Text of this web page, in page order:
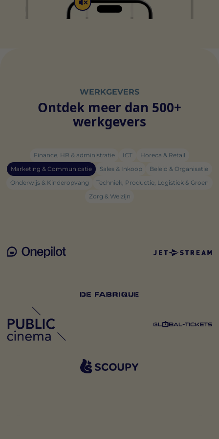
WERKGEVERS
Ontdek meer dan 500+
werkgevers
Finance, HR & administratie ICT
Horeca & Retail
Marketing & Communicatie
Sales & Inkoop
Beleid & Organisatie
Onderwijs & Kinderopvang
Techniek, Productie, Logistiek & Groen
Zorg & Welzijn